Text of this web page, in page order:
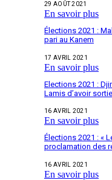
29 AOÛT 2021
En savoir plus
Élections 2021 :
pari au Kanem
17 AVRIL 2021
En savoir plus
Elections 2021 :
Lamis d’avoir
16 AVRIL 2021
En savoir plus
Élections 2021 : «
proclamation des
16 AVRIL 2021
En savoir plus